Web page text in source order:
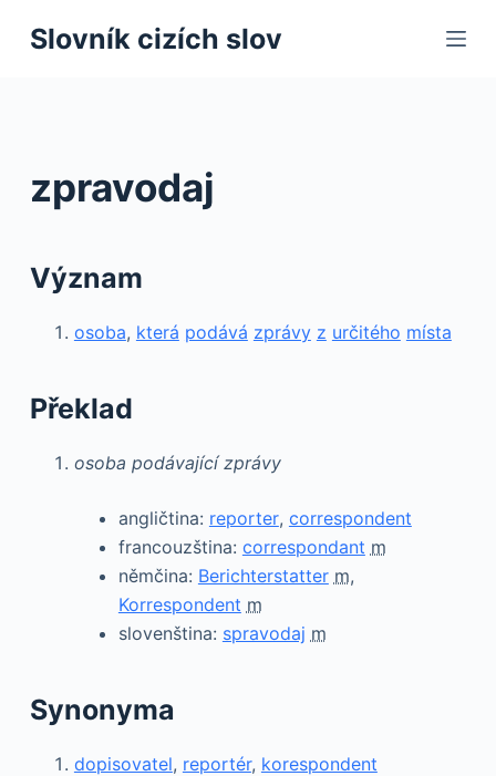
SSlovník cizích slov
zpravodaj
Význam
osoba, která podává zprávy z určitého místa
Překlad
osoba podávající zprávy
angličtina: reporter, correspondent
francouzština: correspondant m
němčina: Berichterstatter m,
Korrespondent m
slovenština: spravodaj m
Synonyma
dopisovatel, reportér, korespondent